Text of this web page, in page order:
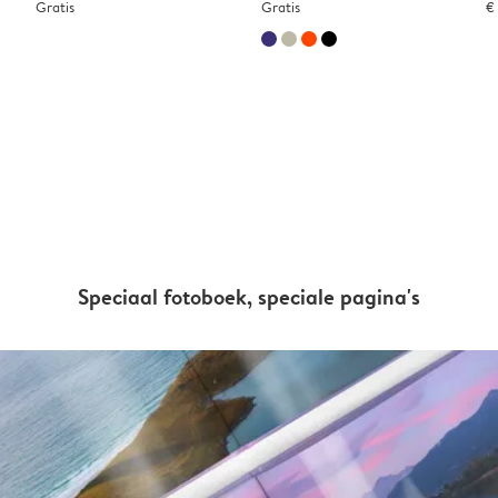
Gratis Gratis €
Speciaal fotoboek, speciale pagina's